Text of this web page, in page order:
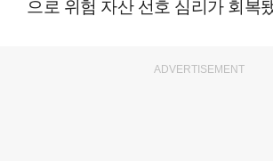
으로 위험 자산 선호 심리가 회복
ADVERTISEMENT